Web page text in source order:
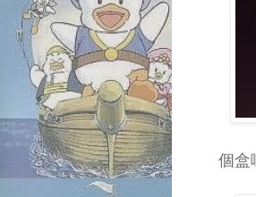
個盒